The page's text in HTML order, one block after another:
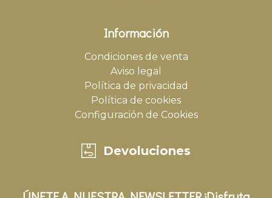
Información
Condiciones de venta
Aviso legal
Política de privacidad
Política de cookies
Configuración de Cookies
Devoluciones